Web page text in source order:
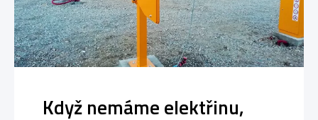
Když nemáme elektřinu,